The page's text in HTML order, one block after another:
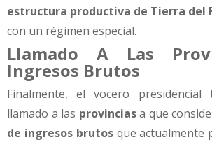
estructura productiva de Tierra del
con un régimen especial.
Llamado A Las
Ingresos Brutos
Finalmente, el vocero
llamado a las provinciasa que
de ingresos brutosque actualmente